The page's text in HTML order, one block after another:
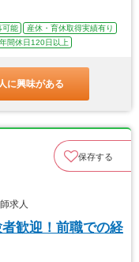
可能
産休・育休取得実績有り
年間休日120日以上
に興味がある
保存する
求人
者歓迎！前職での経